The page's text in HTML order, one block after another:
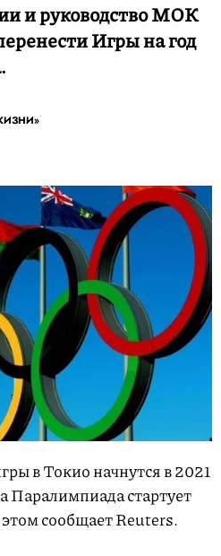
и руководство МОК
Игры на год
в Токио начнутся в 2021
Паралимпиада стартует
этом сообщает Reuters.